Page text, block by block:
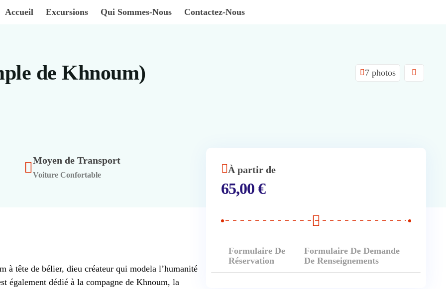
Accueil Excursions Qui Sommes-Nous Contactez-Nous
de Khnoum) 7 photos
Moyen de Transport
Voiture Confortable
à tête de bélier, dieu créateur qui modela l’humanité
également dédié à la compagne de Khnoum, la
À partir de
65,00€
Formulaire De
Réservation
Formulaire De Demande
De Renseignements